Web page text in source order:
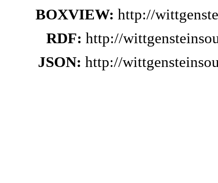
BOXVIEW: http://
RDF: http://
JSON: http://